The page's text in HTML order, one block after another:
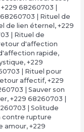
+229 68260703 |
| Rituel de
de lien éternel , +229
| Rituel de
d'affection
rapide,
, +229
| Rituel pour
affectif, +229
| Sauver son
, +229 68260703 |
| Solitude
contre rupture
amour, +229